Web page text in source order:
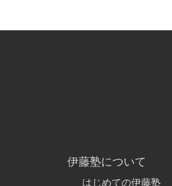
伊藤塾について
はじめての伊藤塾